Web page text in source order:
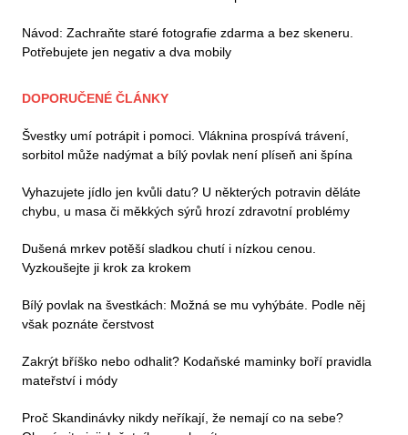
Návod: Zachraňte staré fotografie zdarma a bez skeneru.
Potřebujete jen negativ a dva mobily
DOPORUČENÉ ČLÁNKY
Švestky umí potrápit i pomoci. Vláknina prospívá trávení,
sorbitol může nadýmat a bílý povlak není plíseň ani špína
Vyhazujete jídlo jen kvůli datu? U některých potravin děláte
chybu, u masa či měkkých sýrů hrozí zdravotní problémy
Dušená mrkev potěší sladkou chutí i nízkou cenou.
Vyzkoušejte ji krok za krokem
Bílý povlak na švestkách: Možná se mu vyhýbáte. Podle něj
však poznáte čerstvost
Zakrýt bříško nebo odhalit? Kodaňské maminky boří pravidla
mateřství i módy
Proč Skandinávky nikdy neříkají, že nemají co na sebe?